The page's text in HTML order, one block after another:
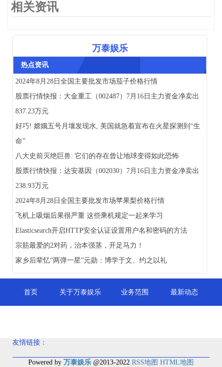
相关资讯
万泰娱乐
热点资讯
2024年8月28日全国主要批发市场茄子价格行情
股票行情快报：大金重工（002487）7月16日主力资金净卖出
837.23万元
好巧! 嫦娥五号月壤发现水, 美国就急着宣布在火星探测到“生
命”
八大史前灭绝巨兽: 它们的存在曾让地球变得如此恐怖
股票行情快报：达安基因（002030）7月16日主力资金净卖出
238.93万元
2024年8月28日全国主要批发市场苹果梨价格行情
飞机上吸烟后果很严重 这些乘机规定一起来学习
Elasticsearch开启HTTP安全认证设置用户名和密码的方法
宗筋最爱的2对药，治本强茎，开足马力！
家乡后辈忆“两弹一星”元勋：博学于文、约之以礼
首页 关于万泰娱乐 业务范围 最新动态
友情链接：
Powered by 万泰娱乐 @2013-2022 RSS地图 HTML地图